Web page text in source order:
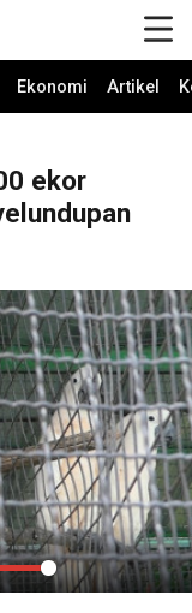
Ekonomi Artikel
ekor
Settings
PIP